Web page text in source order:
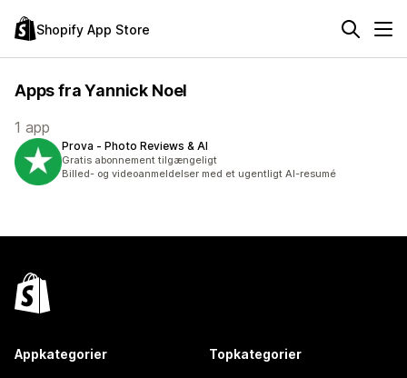
Shopify App Store
Apps fra Yannick Noel
1 app
Prova ‑ Photo Reviews & AI
Gratis abonnement tilgængeligt
Billed- og videoanmeldelser med et ugentligt AI-resumé
Appkategorier Topkategorier